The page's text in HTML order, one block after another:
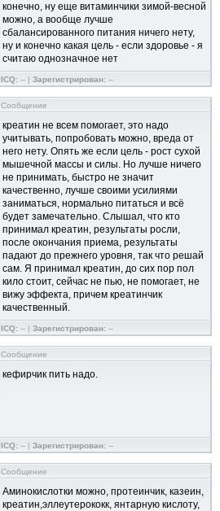
конечно, ну еще витаминчики зимой-весной
можно, а вообще лучше
сбалансированного питания ничего нету,
ну и конечно какая цель - если здоровье - я
считаю однозначное нет
ICQ: -- | Зарегистрирован: --
Сообщение
креатин не всем помогает, это надо
учитывать, попробовать можно, вреда от
него нету. Опять же если цель - рост сухой
мышечной массы и силы. Но лучше ничего
не принимать, быстро не значит
качественно, лучше своими усилиями
заниматься, нормально питаться и всё
будет замечательно. Слышал, что кто
принимал креатин, результаты росли,
после окончания приема, результаты
падают до прежнего уровня, так что решай
сам. Я принимал креатин, до сих пор пол
кило стоит, сейчас не пью, не помогает, не
вижу эффекта, причем креатинчик
качественный.
ICQ: -- | Зарегистрирован: --
Сообщение
кефирчик пить надо.
ICQ: -- | Зарегистрирован: --
Сообщение
Аминокислотки можно, протеинчик, казеин,
креатин,эллеутерококк, янтарную кислоту,